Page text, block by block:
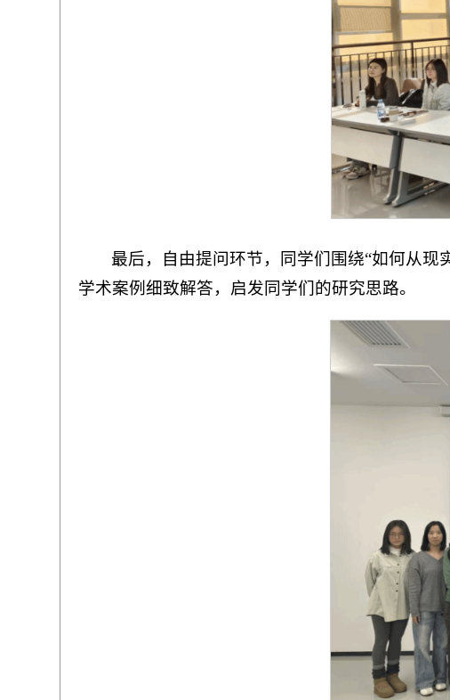
最后，自由提问环节，同学们围绕“如何从现
学术案例细致解答，启发同学们的研究思路。